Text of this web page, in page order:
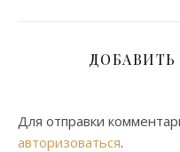
Для отправки
авторизоваться.